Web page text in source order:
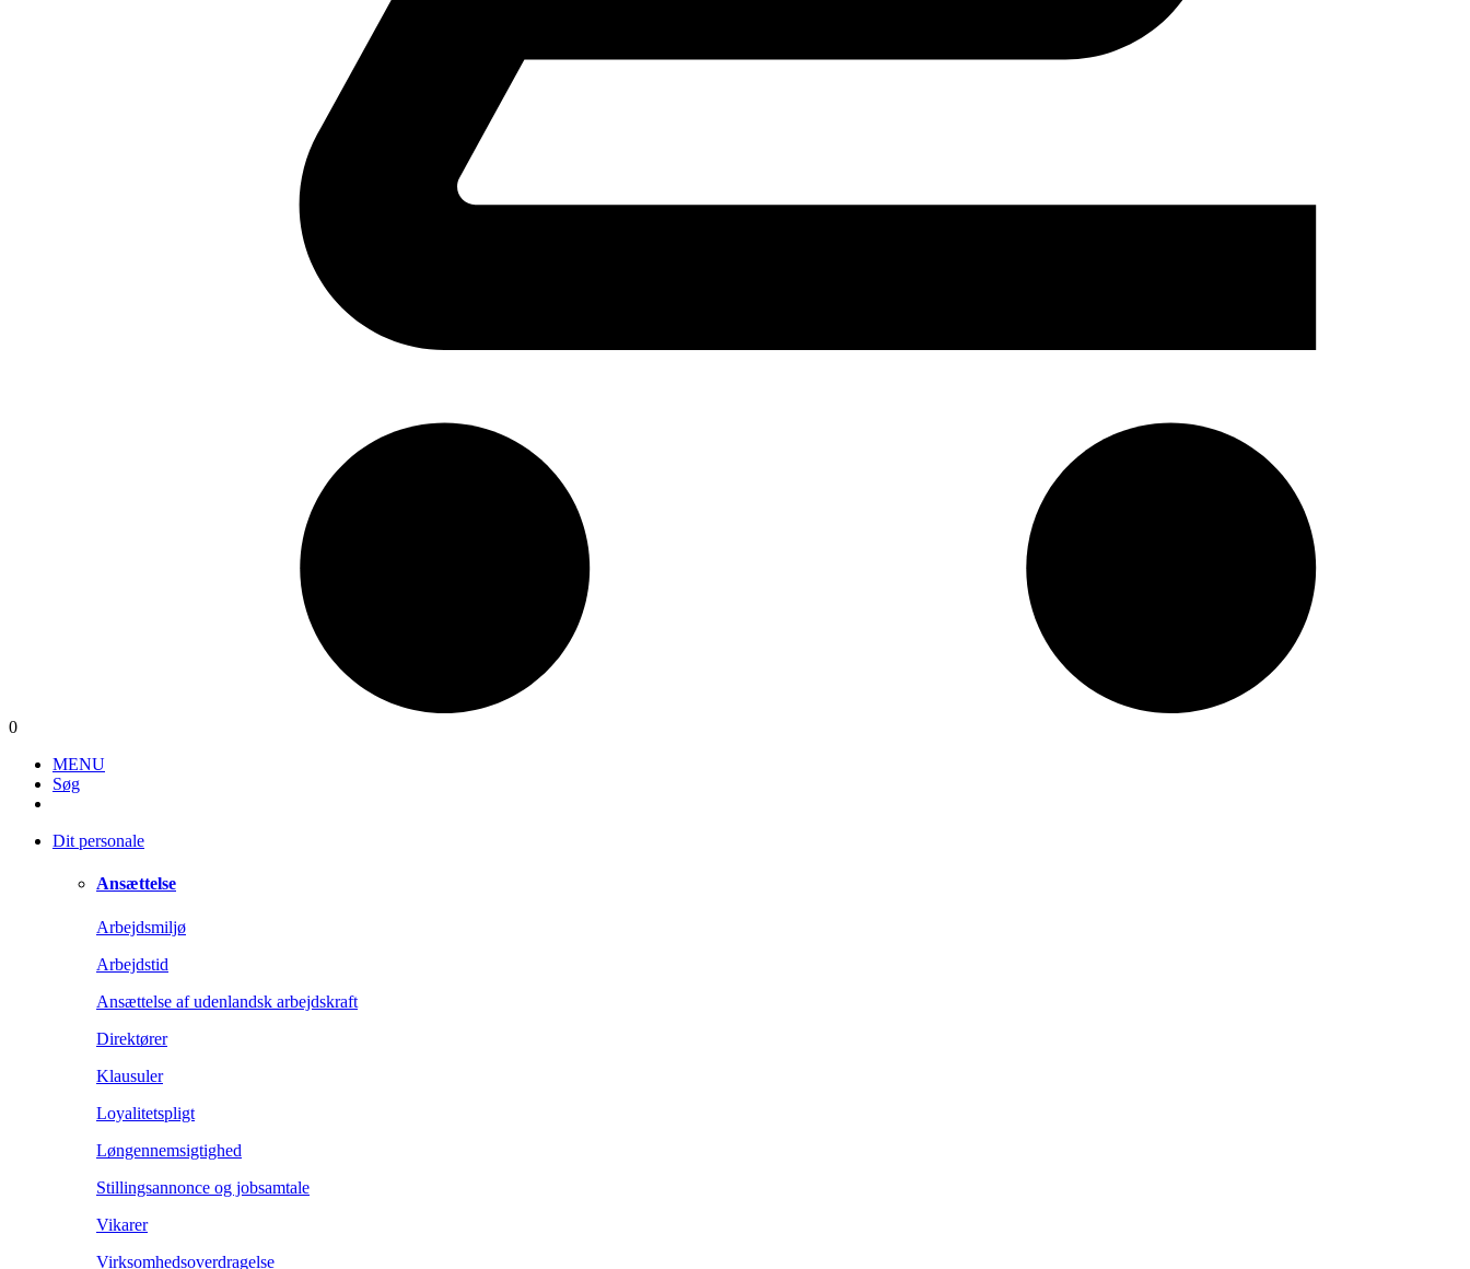
0
MENU
Søg
Dit personale
Ansættelse
Arbejdsmiljø
Arbejdstid
Ansættelse af udenlandsk arbejdskraft
Direktører
Klausuler
Loyalitetspligt
Løngennemsigtighed
Stillingsannonce og jobsamtale
Vikarer
Virksomhedsoverdragelse